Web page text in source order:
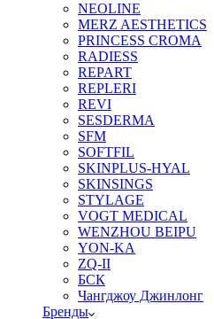
NEOLINE
MERZ AESTHETICS
PRINCESS CROMA
RADIESS
REPART
REPLERI
REVI
SESDERMA
SFM
SOFTFIL
SKINPLUS-HYAL
SKINSINGS
STYLAGE
VOGT MEDICAL
WENZHOU BEIPU
YON-KA
ZQ-II
БСК
Чангджоу Джинлонг
Бренды